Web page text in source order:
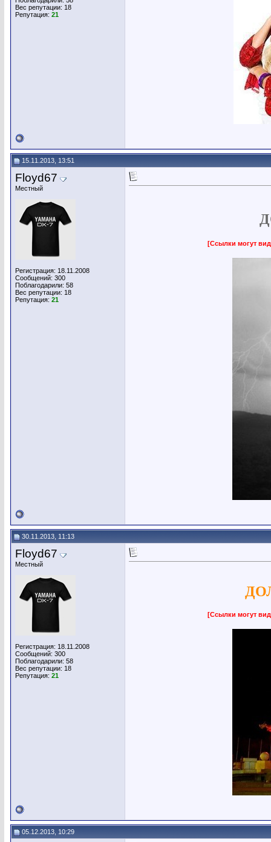
Вес репутации: 18
Репутация: 21
15.11.2013, 13:51
Floyd67
Местный
Регистрация: 18.11.2008
Сообщений: 300
Поблагодарили: 58
Вес репутации: 18
Репутация: 21
[Ссылки могут
30.11.2013, 11:13
Floyd67
Местный
Регистрация: 18.11.2008
Сообщений: 300
Поблагодарили: 58
Вес репутации: 18
Репутация: 21
[Ссылки могут
05.12.2013, 10:29